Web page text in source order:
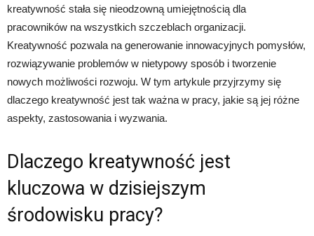
kreatywność stała się nieodzowną umiejętnością dla
pracowników na wszystkich szczeblach organizacji.
Kreatywność pozwala na generowanie innowacyjnych pomysłów,
rozwiązywanie problemów w nietypowy sposób i tworzenie
nowych możliwości rozwoju. W tym artykule przyjrzymy się
dlaczego kreatywność jest tak ważna w pracy, jakie są jej różne
aspekty, zastosowania i wyzwania.
Dlaczego kreatywność jest
kluczowa w dzisiejszym
środowisku pracy?